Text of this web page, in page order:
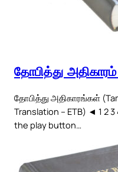
தோபித்து அதிகாரம்
தோபித்து அதிகாரங்கள்
Translation – ETB) ◄ 1 2 3
the play button…